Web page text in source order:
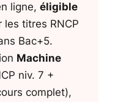
ligne, éligible
titres RNCP
Bac+5.
Machine
niv. 7 +
complet),